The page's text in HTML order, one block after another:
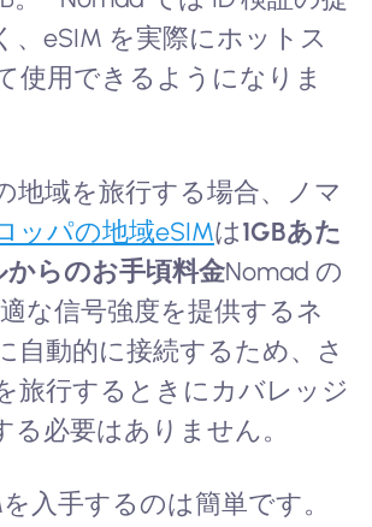
、eSIM を実際にホットス
使用できるようになりま
地域を旅行する場合、ノマ
ッパの地域eSIMは1GBあた
からのお手頃料金Nomad の
な信号強度を提供するネ
自動的に接続するため、さ
旅行するときにカバレッジ
る必要はありません。
入手するのは簡単です。